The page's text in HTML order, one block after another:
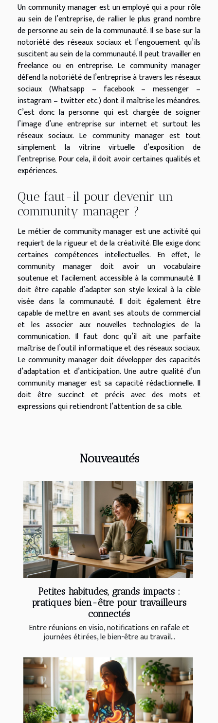
Un community manager est un employé qui a pour rôle
au sein de l’entreprise, de rallier le plus grand nombre
de personne au sein de la communauté. Il se base sur la
notoriété des réseaux sociaux et l’engouement qu’ils
suscitent au sein de la communauté. Il peut travailler en
freelance ou en entreprise. Le community manager
défend la notoriété de l’entreprise à travers les réseaux
sociaux (Whatsapp – facebook – messenger –
instagram – twitter etc.) dont il maîtrise les méandres.
C’est donc la personne qui est chargée de soigner
l’image d’une entreprise sur internet et surtout les
réseaux sociaux. Le community manager est tout
simplement la vitrine virtuelle d’exposition de
l’entreprise. Pour cela, il doit avoir certaines qualités et
expériences.
Que faut-il pour devenir un
community manager ?
Le métier de community manager est une activité qui
requiert de la rigueur et de la créativité. Elle exige donc
certaines compétences intellectuelles. En effet, le
community manager doit avoir un vocabulaire
soutenue et facilement accessible à la communauté. Il
doit être capable d’adapter son style lexical à la cible
visée dans la communauté. Il doit également être
capable de mettre en avant ses atouts de commercial
et les associer aux nouvelles technologies de la
communication. Il faut donc qu’il ait une parfaite
maîtrise de l’outil informatique et des réseaux sociaux.
Le community manager doit développer des capacités
d’adaptation et d’anticipation. Une autre qualité d’un
community manager est sa capacité rédactionnelle. Il
doit être succinct et précis avec des mots et
expressions qui retiendront l’attention de sa cible.
Nouveautés
Petites habitudes, grands impacts :
pratiques bien-être pour travailleurs
connectés
Entre réunions en visio, notifications en rafale et
journées étirées, le bien-être au travail...